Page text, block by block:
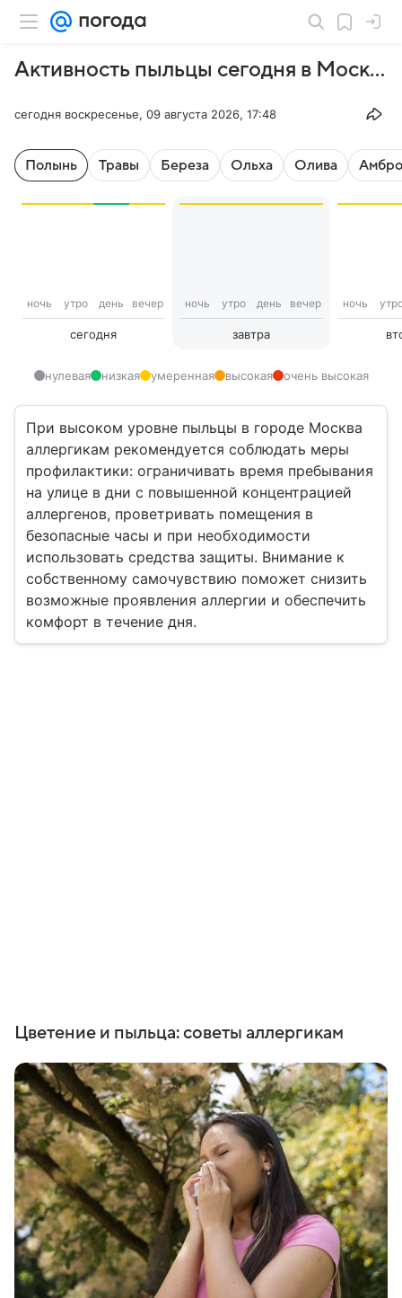
Активность пыльцы сегодня в Москве
сегодня воскресенье, 09 августа 2026, 17:48
Полынь Травы Береза Ольха Олива
ночь утро день вечер
сегодня
ночь утро день вечер
завтра
ночь
нулевая низкая умеренная высокая очень высокая
При высоком уровне пыльцы в городе Москва
аллергикам рекомендуется соблюдать меры
профилактики: ограничивать время пребывания
на улице в дни с повышенной концентрацией
аллергенов, проветривать помещения в
безопасные часы и при необходимости
использовать средства защиты. Внимание к
собственному самочувствию поможет снизить
возможные проявления аллергии и обеспечить
комфорт в течение дня.
Цветение и пыльца: советы аллергикам